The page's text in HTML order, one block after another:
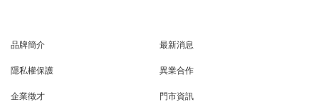
品牌簡介
最新消息
隱私權保護
異業合作
企業徵才
門市資訊